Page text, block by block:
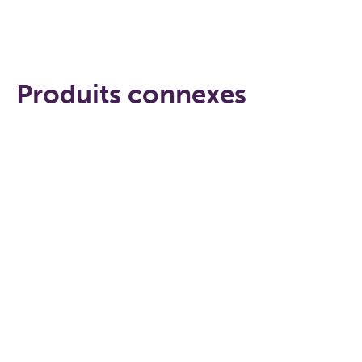
Produits connexes